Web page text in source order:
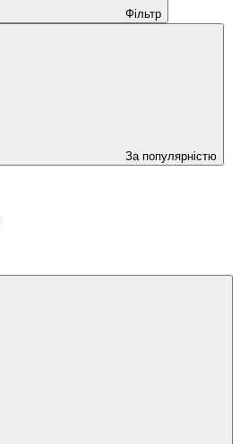
Фільтр
За популярністю